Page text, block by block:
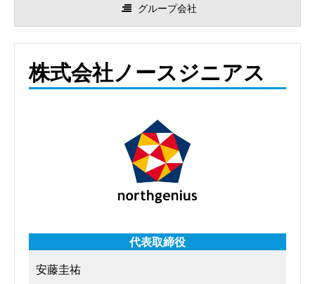
グループ会社
株式会社ノースジニアス
代表取締役
安藤圭祐